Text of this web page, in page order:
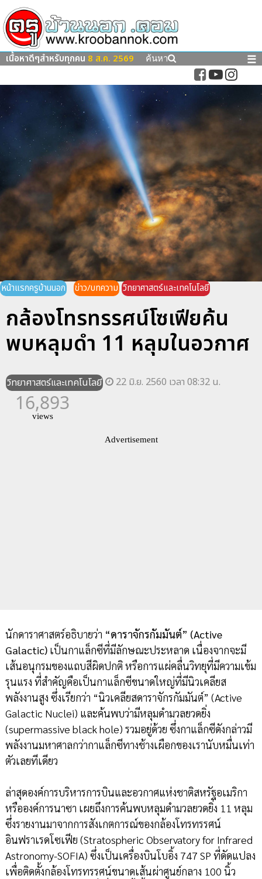
เนื้อหาดีๆสำหรับทุกคน 8 ส.ค. 2569 ค้นหา ☰
หน้าแรกครูบ้านนอก ข่าว/บทความ วิทยาศาสตร์และเทคโนโลยี
กล้องโทรทรรศน์โซเฟียค้น
พบหลุมดำ 11 หลุมในอวกาศ
วิทยาศาสตร์และเทคโนโลยี 22 มิ.ย. 2560 เวลา 08:32 น.
16,893
views
Advertisement
นักดาราศาสตร์อธิบายว่า “ดาราจักรกัมมันต์” (Active
Galactic)เป็นกาแล็กซีที่มีลักษณะประหลาด เนื่องจากจะมี
เส้นอนุกรมของแถบสีผิดปกติ หรือการแผ่คลื่นวิทยุที่มีความเข้ม
รุนแรง ที่สำคัญคือเป็นกาแล็กซีขนาดใหญ่ที่มีนิวเคลียส
พลังงานสูง ซึ่งเรียกว่า “นิวเคลียสดาราจักรกัมมันต์” (Active
Galactic Nuclei) และค้นพบว่ามีหลุมดำมวลยวดยิ่ง
(supermassive black hole) รวมอยู่ด้วย ซึ่งกาแล็กซีดังกล่าวมี
พลังงานมหาศาลกว่ากาแล็กซีทางช้างเผือกของเรานับหมื่นเท่า
ตัวเลยทีเดียว
ล่าสุดองค์การบริหารการบินและอวกาศแห่งชาติสหรัฐอเมริกา
หรือองค์การนาซา เผยถึงการค้นพบหลุมดำมวลยวดยิ่ง 11 หลุม
ซึ่งรายงานมาจากการสังเกตการณ์ของกล้องโทรทรรศน์
อินฟราเรดโซเฟีย (Stratospheric Observatory for Infrared
Astronomy-SOFIA) ซึ่งเป็นเครื่องบินโบอิ้ง 747 SP ที่ดัดแปลง
เพื่อติดตั้งกล้องโทรทรรศน์ขนาดเส้นผ่าศูนย์กลาง 100 นิ้ว